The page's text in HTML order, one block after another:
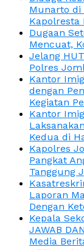
Munarto di
Kapolresta
Dugaan
Mencuat,
Jelang
Polres
Kantor
dengan
Kegiatan
Kantor
Kedua di
Kapolres
Pangkat
Tanggung
Laporan
Dengan
Kepala
JAWAB
Media